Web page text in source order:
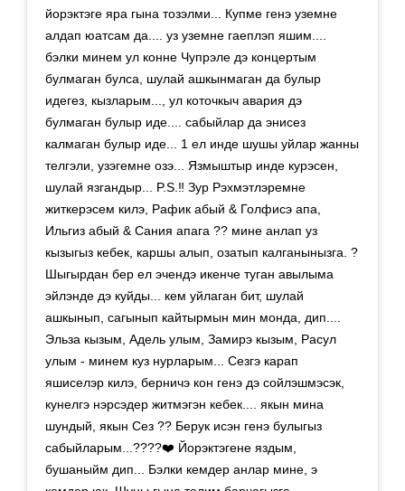
йорэктэге яра гына тозэлми... Купме генэ уземне
алдап юатсам да.... уз уземне гаеплэп яшим....
бэлки минем ул конне Чупрэле дэ концертым
булмаган булса, шулай ашкынмаган да булыр
идегез, кызларым..., ул коточкыч авария дэ
булмаган булыр иде.... сабыйлар да энисез
калмаган булыр иде... 1 ел инде шушы уйлар жанны
телгэли, узэгемне озэ... Язмыштыр инде курэсен,
шулай язгандыр... P.S.‼️ Зур Рэхмэтлэремне
житкерэсем килэ, Рафик абый & Голфисэ апа,
Ильгиз абый & Сания апага ?? мине анлап уз
кызыгыз кебек, каршы алып, озатып калганынызга. ?
Шыгырдан бер ел эчендэ икенче туган авылыма
эйлэнде дэ куйды... кем уйлаган бит, шулай
ашкынып, сагынып кайтырмын мин монда, дип....
Эльза кызым, Адель улым, Замирэ кызым, Расул
улым - минем куз нурларым... Сезгэ карап
яшиселэр килэ, берничэ кон генэ дэ сойлэшмэсэк,
кунелгэ нэрсэдер житмэгэн кебек.... якын мина
шундый, якын Сез ?? Берук исэн генэ булыгыз
сабыйларым...????❤️ Йорэктэгене яздым,
бушаныйм дип... Бэлки кемдер анлар мине, э